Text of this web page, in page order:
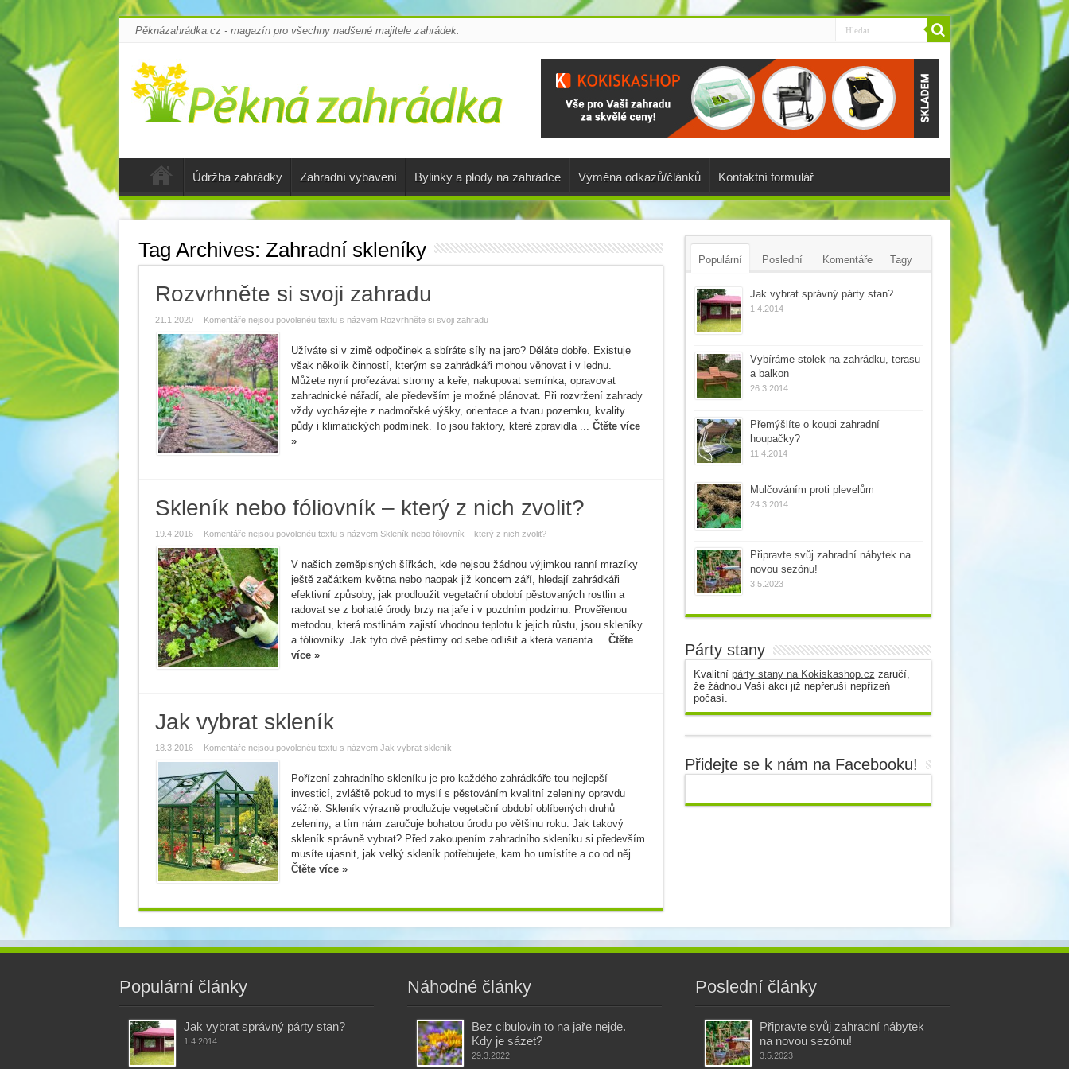
Pěknázahrádka.cz - magazín pro všechny nadšené majitele zahrádek.
Údržba zahrádky Zahradní vybavení Bylinky a plody na zahrádce Výměna odkazů/článků Kontaktní formulář
Tag Archives: Zahradní skleníky
Rozvrhněte si svoji zahradu
21.1.2020 Komentáře nejsou povolenéu textu s názvem Rozvrhněte si svoji zahradu
Užíváte si v zimě odpočinek a sbíráte síly na jaro? Děláte dobře. Existuje
však několik činností, kterým se zahrádkáři mohou věnovat i v lednu.
Můžete nyní prořezávat stromy a keře, nakupovat semínka, opravovat
zahradnické nářadí, ale především je možné plánovat. Při rozvržení zahrady
vždy vycházejte z nadmořské výšky, orientace a tvaru pozemku, kvality
půdy i klimatických podmínek. To jsou faktory, které zpravidla ... Čtěte více
»
Skleník nebo fóliovník – který z nich zvolit?
19.4.2016 Komentáře nejsou povolenéu textu s názvem Skleník nebo fóliovník – který z nich zvolit?
V našich zeměpisných šířkách, kde nejsou žádnou výjimkou ranní mrazíky
ještě začátkem května nebo naopak již koncem září, hledají zahrádkáři
efektivní způsoby, jak prodloužit vegetační období pěstovaných rostlin a
radovat se z bohaté úrody brzy na jaře i v pozdním podzimu. Prověřenou
metodou, která rostlinám zajistí vhodnou teplotu k jejich růstu, jsou skleníky
a fóliovníky. Jak tyto dvě pěstírny od sebe odlišit a která varianta ... Čtěte
více »
Jak vybrat skleník
18.3.2016 Komentáře nejsou povolenéu textu s názvem Jak vybrat skleník
Pořízení zahradního skleníku je pro každého zahrádkáře tou nejlepší
investicí, zvláště pokud to myslí s pěstováním kvalitní zeleniny opravdu
vážně. Skleník výrazně prodlužuje vegetační období oblíbených druhů
zeleniny, a tím nám zaručuje bohatou úrodu po většinu roku. Jak takový
skleník správně vybrat? Před zakoupením zahradního skleníku si především
musíte ujasnit, jak velký skleník potřebujete, kam ho umístíte a co od něj ...
Čtěte více »
Populární Poslední Komentáře Tagy
Jak vybrat správný párty stan?
1.4.2014
Vybíráme stolek na zahrádku, terasu
a balkon
26.3.2014
Přemýšlíte o koupi zahradní
houpačky?
11.4.2014
Mulčováním proti plevelům
24.3.2014
Připravte svůj zahradní nábytek na
novou sezónu!
3.5.2023
Párty stany
Kvalitní párty stany na Kokiskashop.cz zaručí,
že žádnou Vaší akci již nepřeruší nepřízeň
počasí.
Přidejte se k nám na Facebooku!
Populární články
Jak vybrat správný párty stan?
1.4.2014
Náhodné články
Bez cibulovin to na jaře nejde.
Kdy je sázet?
29.3.2022
Poslední články
Připravte svůj zahradní nábytek
na novou sezónu!
3.5.2023